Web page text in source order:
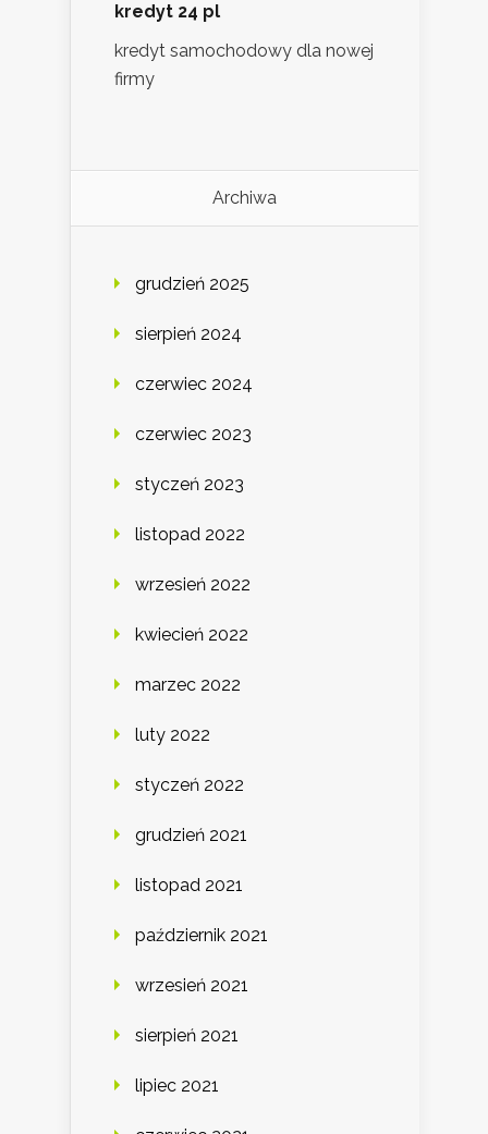
kredyt 24 pl
kredyt samochodowy dla nowej
firmy
Archiwa
grudzień 2025
sierpień 2024
czerwiec 2024
czerwiec 2023
styczeń 2023
listopad 2022
wrzesień 2022
kwiecień 2022
marzec 2022
luty 2022
styczeń 2022
grudzień 2021
listopad 2021
październik 2021
wrzesień 2021
sierpień 2021
lipiec 2021